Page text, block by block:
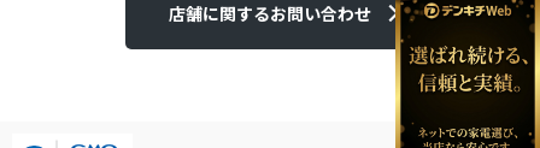
店舗に関するお問い合わせ